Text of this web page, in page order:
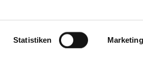
Merkmalen (Fingerprinting)
verarbeitet werden, und legen Sie
Statistiken Marketing